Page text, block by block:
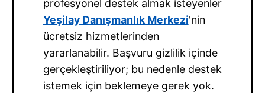
profesyonel destek almak isteyenler
Yeşilay Danışmanlık Merkezi'nin
ücretsiz hizmetlerinden
yararlanabilir. Başvuru gizlilik içinde
gerçekleştiriliyor; bu nedenle destek
istemek için beklemeye gerek yok.